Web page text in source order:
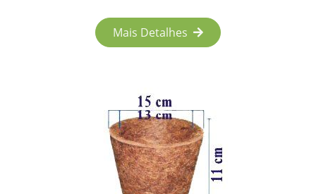
Mais Detalhes